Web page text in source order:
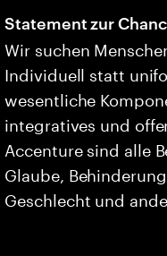
Statement zur
Wir suchen
Individuell statt
wesentliche
integratives und
Accenture sind alle
Glaube,
Geschlecht und